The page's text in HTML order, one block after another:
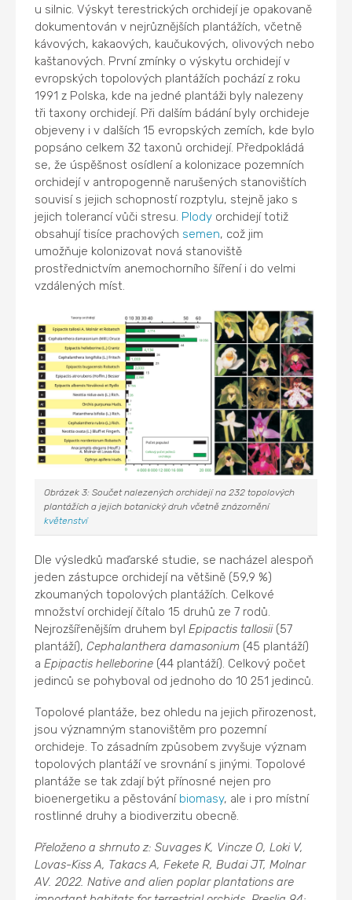
u silnic. Výskyt terestrických orchidejí je opakovaně
dokumentován v nejrůznějších plantážích, včetně
kávových, kakaových, kaučukových, olivových nebo
kaštanových. První zmínky o výskytu orchidejí v
evropských topolových plantážích pochází z roku
1991 z Polska, kde na jedné plantáži byly nalezeny
tři taxony orchidejí. Při dalším bádání byly orchideje
objeveny i v dalších 15 evropských zemích, kde bylo
popsáno celkem 32 taxonů orchidejí. Předpokládá
se, že úspěšnost osídlení a kolonizace pozemních
orchidejí v antropogenně narušených stanovištích
souvisí s jejich schopností rozptylu, stejně jako s
jejich tolerancí vůči stresu. Plody orchidejí totiž
obsahují tisíce prachových semen, což jim
umožňuje kolonizovat nová stanoviště
prostřednictvím anemochorního šíření i do velmi
vzdálených míst.
Obrázek 3: Součet nalezených orchidejí na 232 topolových
plantážích a jejich botanický druh včetně znázornění
květenství
Dle výsledků maďarské studie, se nacházel alespoň
jeden zástupce orchidejí na většině (59,9 %)
zkoumaných topolových plantážích. Celkové
množství orchidejí čítalo 15 druhů ze 7 rodů.
Nejrozšířenějším druhem bylEpipactis tallosii (57
plantáží),Cephalanthera damasonium (45 plantáží)
aEpipactis helleborine (44 plantáží). Celkový počet
jedinců se pohyboval od jednoho do 10 251 jedinců.
Topolové plantáže, bez ohledu na jejich přirozenost,
jsou významným stanovištěm pro pozemní
orchideje. To zásadním způsobem zvyšuje význam
topolových plantáží ve srovnání s jinými. Topolové
plantáže se tak zdají být přínosné nejen pro
bioenergetiku a pěstování biomasy, ale i pro místní
rostlinné druhy a biodiverzitu obecně.
Přeloženo a shrnuto z: Suvages K, Vincze O, Loki V,
Lovas-Kiss A, Takacs A, Fekete R, Budai JT, Molnar
AV. 2022. Native and alien poplar plantations are